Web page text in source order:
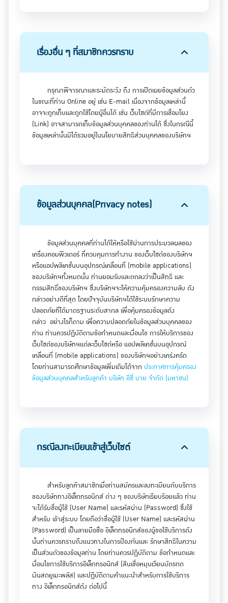
เรื่องอื่น ๆ ที่สมาชิกควรทราบ
กรุณาพิจารณาและระมัดระวัง ถึง การเปิดเผยข้อมูลส่วนตัว
ในขณะที่ท่าน Online อยู่ เช่น E-mail เนื่องจากข้อมูลเหล่านี้
อาจจะถูกเก็บและถูกใช้โดยผู้อื่นได้ เช่น เว็บไซต์ที่มีการเชื่อมโยง
(Link) อาจสามารถเก็บข้อมูลส่วนบุคคลของท่านได้ ซึ่งในกรณีนี้
ข้อมูลเหล่านั้นมิได้รวมอยู่ในนโยบายสิทธิส่วนบุคคลของบริษัทฯ
ข้อมูลส่วนบุคคล(Privacy notes)
ข้อมูลส่วนบุคคลที่ท่านได้ให้หรือใช้ผ่านการประมวลผลของ
เครื่องคอมพิวเตอร์ ที่ควบคุมการทำงาน ของเว็บไซต์ของบริษัทฯ
หรือแอปพลิเคชั่นบนอุปกรณ์เคลื่อนที่ (mobile applications)
ของบริษัทฯทั้งหมดนั้น ท่านยอมรับและตกลงว่าเป็นสิทธิ และ
กรรมสิทธิ์ของบริษัทฯ ซึ่งบริษัทฯจะให้ความคุ้มครองความลับ ดัง
กล่าวอย่างดีที่สุด โดยปัจจุบันบริษัทฯได้ใช้ระบบรักษาความ
ปลอดภัยที่ได้มาตรฐานระดับสากล เพื่อคุ้มครองข้อมูลดัง
กล่าว อย่างไรก็ตาม เพื่อความปลอดภัยในข้อมูลส่วนบุคคลของ
ท่าน ท่านควรปฏิบัติตามข้อกำหนดและเงื่อนไข การให้บริการของ
เว็บไซต์ของบริษัทฯแต่ละเว็บไซต์หรือ แอปพลิเคชั่นบนอุปกรณ์
เคลื่อนที่ (mobile applications) ของบริษัทฯอย่างเคร่งครัด
โดยท่านสามารถศึกษาข้อมูลเพิ่มเติมได้จาก ประกาศการคุ้มครอง
ข้อมูลส่วนบุคคลสำหรับลูกค้า บริษัท อีซี่ บาย จำกัด (มหาชน)
กรณีลงทะเบียนเข้าสู่เว็บไซต์
สำหรับลูกค้าสมาชิกเมื่อท่านสมัครและลงทะเบียนกับบริการ
ของบริษัททางอิเล็กทรอนิกส์ ต่าง ๆ ของบริษัทเรียบร้อยแล้ว ท่าน
จะได้รับชื่อผู้ใช้ (User Name) และรหัสผ่าน (Password) ซึ่งใช้
สำหรับ เข้าสู่ระบบ โดยถือว่าชื่อผู้ใช้ (User Name) และรหัสผ่าน
(Password) เป็นลายมือชื่อ อิเล็กทรอนิกส์ของผู้ขอใช้บริการดัง
นั้นท่านควรทราบถึงแนวทางในการป้องกันและ รักษาสิทธิในความ
เป็นส่วนตัวของข้อมูลท่าน โดยท่านควรปฏิบัติตาม ข้อกำหนดและ
เงื่อนไขการใช้บริการอิเล็กทรอนิกส์ (สินเชื่อหมุนเวียนบัตรกด
เงินสดยูเมะพลัส) และปฏิบัติตามคำแนะนำสำหรับการใช้บริการ
ทาง อิเล็กทรอนิกส์ดัง ต่อไปนี้